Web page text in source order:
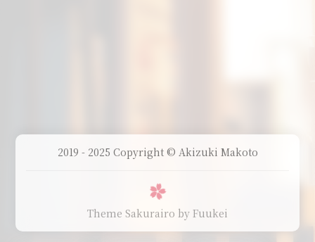
2019 - 2025 Copyright © Akizuki Makoto
Theme Sakurairo by Fuukei